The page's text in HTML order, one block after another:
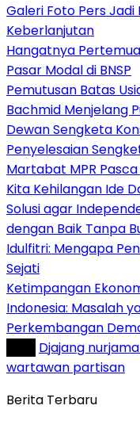
Galeri Foto Pers
Keberlanjutan
Hangatnya
Pasar Modal di BNSP
Pemutusan Batas
Bachmid Menjelang
Dewan Sengketa
Penyelesaian
Martabat MPR Pasca
Kita Kehilangan Ide
Solusi agar
dengan Baik Tanpa
Idulfitri: Mengapa
Sejati
Ketimpangan
Indonesia: Masalah
Perkembangan
Djajang
wartawan partisan
Berita Terbaru